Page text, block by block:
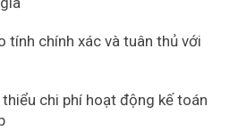
tính chính xác và tuân thủ với
chi phí hoạt động kế toán